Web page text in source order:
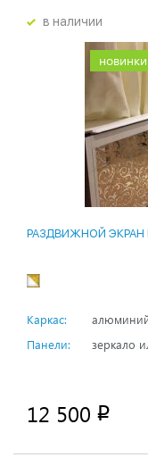
в наличии
новинки
РАЗДВИЖНОЙ ЭКРАН
Каркас:
Панели:
зеркало
12 500 p